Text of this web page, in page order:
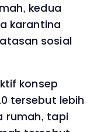
kedua
karantina
sosial
konsep
tersebut lebih
rumah, tapi